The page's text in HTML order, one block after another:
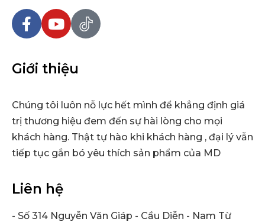
Giới thiệu
Chúng tôi luôn nỗ lực hết mình để khẳng định giá
trị thương hiệu đem đến sự hài lòng cho mọi
khách hàng. Thật tự hào khi khách hàng , đại lý vẫn
tiếp tục gắn bó yêu thích sản phẩm của MD
Liên hệ
- Số 314 Nguyễn Văn Giáp - Cầu Diễn - Nam Từ